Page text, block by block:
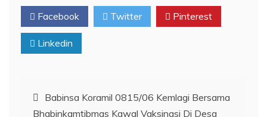
Facebook Twitter Pinterest
Linkedin
Navigasi
Babinsa Koramil 0815/06 Kemlagi Bersama
Bhabinkamtibmas Kawal Vaksinasi Di Desa